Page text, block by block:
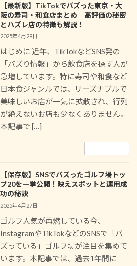
【最新版】TikTokでバズった東京・大
阪の寿司・和食店まとめ｜高評価の秘密
とハズレ店の特徴も解説！
2025年4月29日
はじめに 近年、TikTokなどSNS発の
「バズり情報」から飲食店を探す人が
急増しています。特に寿司や和食など
日本食ジャンルでは、リーズナブルで
美味しいお店が一気に拡散され、行列
が絶えないお店も少なくありません。
本記事で […]
【保存版】SNSでバズったゴルフ場トッ
プ20を一挙公開！映えスポットと運用成
功の秘訣
2025年4月27日
ゴルフ人気が再燃している今、
InstagramやTikTokなどのSNSで「バ
ズっている」ゴルフ場が注目を集めて
います。本記事では、過去1年間に